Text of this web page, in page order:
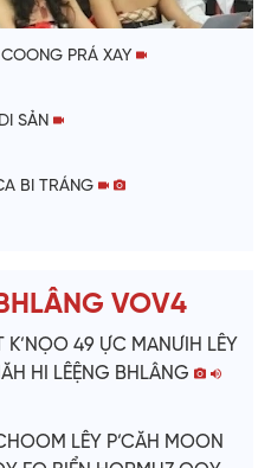
a
V
i
e
o
BÁ
PRÁ XAY
SẢN
BI TRÁNG
VOV4
K’NỌO 49 ỰC MANƯIH LÊY
HI LÊỆNG BHLÂNG
LÊY P’CĂH MOON